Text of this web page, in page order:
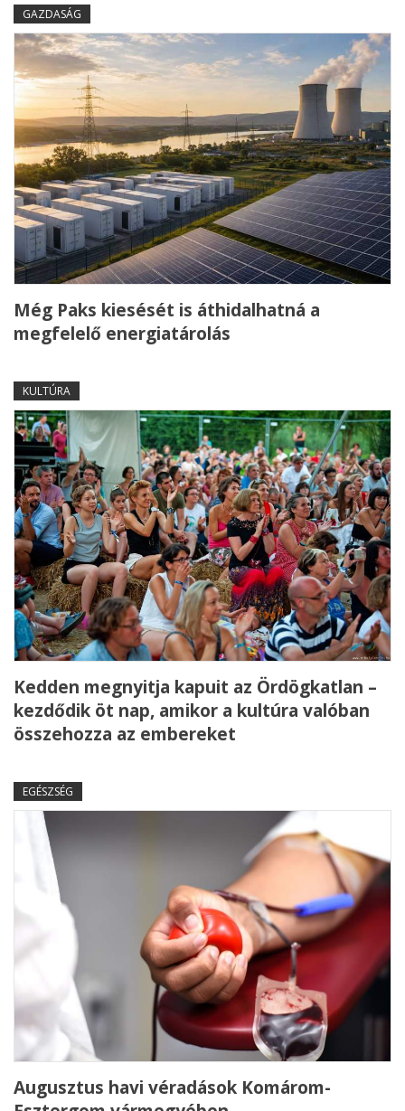
GAZDASÁG
Még Paks kiesését is áthidalhatná a
megfelelő energiatárolás
KULTÚRA
Kedden megnyitja kapuit az Ördögkatlan –
kezdődik öt nap, amikor a kultúra valóban
összehozza az embereket
EGÉSZSÉG
Augusztus havi véradások Komárom-